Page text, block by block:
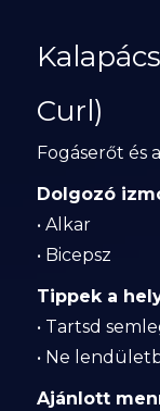
Curl)
Fogáserőt és
Dolgozó
• Alkar
• Bicepsz
Tippek a
• Tartsd
• Ne
Ajánlott